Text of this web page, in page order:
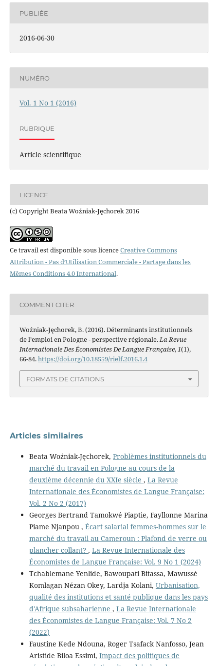
PUBLIÉE
2016-06-30
NUMÉRO
Vol. 1 No 1 (2016)
RUBRIQUE
Article scientifique
LICENCE
(c) Copyright Beata Woźniak-Jęchorek 2016
Ce travail est disponible sous licenceCreative Commons
Attribution - Pas d’Utilisation Commerciale - Partage dans les
Mêmes Conditions 4.0 International.
COMMENT CITER
Woźniak-Jęchorek, B. (2016). Déterminants institutionnels
de l’emploi en Pologne - perspective régionale.La Revue
Internationale Des Économistes De Langue Française,1(1),
66-84.https://doi.org/10.18559/rielf.2016.1.4
FORMATS DE CITATIONS
Articles similaires
Beata Woźniak-Jęchorek, Problèmes institutionnels du
marché du travail en Pologne au cours de la
deuxième décennie du XXIe siècle , La Revue
Internationale des Économistes de Langue Française:
Vol. 2 No 2 (2017)
Georges Bertrand Tamokwé Piaptie, Fayllonne Marina
Piame Njanpou , Écart salarial femmes-hommes sur le
marché du travail au Cameroun : Plafond de verre ou
plancher collant? , La Revue Internationale des
Économistes de Langue Française: Vol. 9 No 1 (2024)
Tchablemane Yenlide, Bawoupati Bitassa, Mawussé
Komlagan Nézan Okey, Lardja Kolani, Urbanisation,
qualité des institutions et santé publique dans les pays
d'Afrique subsaharienne , La Revue Internationale
des Économistes de Langue Française: Vol. 7 No 2
(2022)
Faustine Kede Ndouna, Roger Tsafack Nanfosso, Jean
Aristide Biloa Essimi, Impact des politiques de